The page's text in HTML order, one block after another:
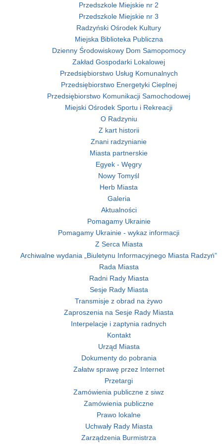
Przedszkole Miejskie nr 2
Przedszkole Miejskie nr 3
Radzyński Ośrodek Kultury
Miejska Biblioteka Publiczna
Dzienny Środowiskowy Dom Samopomocy
Zakład Gospodarki Lokalowej
Przedsiębiorstwo Usług Komunalnych
Przedsiębiorstwo Energetyki Cieplnej
Przedsiębiorstwo Komunikacji Samochodowej
Miejski Ośrodek Sportu i Rekreacji
O Radzyniu
Z kart historii
Znani radzynianie
Miasta partnerskie
Egyek - Węgry
Nowy Tomyśl
Herb Miasta
Galeria
Aktualności
Pomagamy Ukrainie
Pomagamy Ukrainie - wykaz informacji
Z Serca Miasta
Archiwalne wydania „Biuletynu Informacyjnego Miasta Radzyń”
Rada Miasta
Radni Rady Miasta
Sesje Rady Miasta
Transmisje z obrad na żywo
Zaproszenia na Sesje Rady Miasta
Interpelacje i zaptynia radnych
Kontakt
Urząd Miasta
Dokumenty do pobrania
Załatw sprawę przez Internet
Przetargi
Zamówienia publiczne z siwz
Zamówienia publiczne
Prawo lokalne
Uchwały Rady Miasta
Zarządzenia Burmistrza